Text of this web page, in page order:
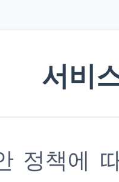
서비
정책에